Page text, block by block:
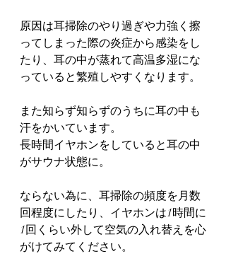
原因は耳掃除のやり過ぎや力強く擦
ってしまった際の炎症から感染をし
たり、耳の中が蒸れて高温多湿にな
っていると繁殖しやすくなります。
また知らず知らずのうちに耳の中も
汗をかいています。
長時間イヤホンをしていると耳の中
がサウナ状態に。
ならない為に、耳掃除の頻度を月数
回程度にしたり、イヤホンは1時間に
1回くらい外して空気の入れ替えを心
がけてみてください。